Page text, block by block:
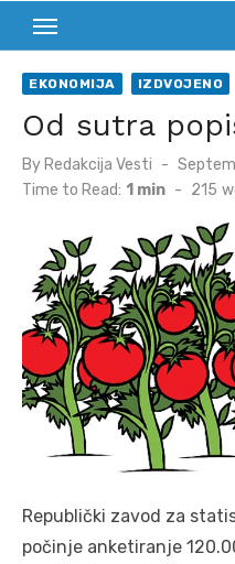
EKONOMIJA IZDVOJENO
Od sutra
By Redakcija Vesti
Posted
on
Time to Read: 1 min - 215
Republički zavod za
počinje anketiranje